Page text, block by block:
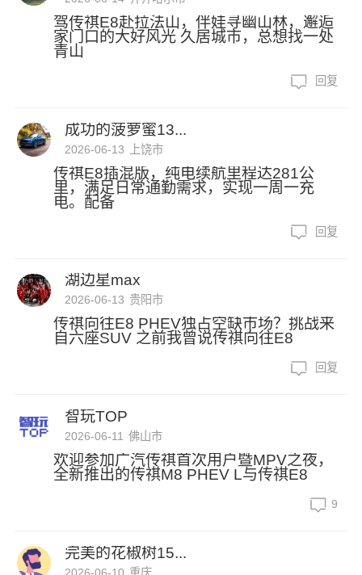
驾传祺E8赴拉法山，伴娃寻幽山林，邂逅
家门口的大好风光 久居城市，总想找一处
青山
回复
成功的菠萝蜜13...
2026-06-13 上饶市
传祺E8插混版，纯电续航里程达281公
里，满足日常通勤需求，实现一周一充
电。配备
回复
湖边星max
2026-06-13 贵阳市
传祺向往E8 PHEV独占空缺市场？挑战来
自六座SUV 之前我曾说传祺向往E8
回复
智玩TOP
2026-06-11 佛山市
欢迎参加广汽传祺首次用户暨MPV之夜，
全新推出的传祺M8 PHEV L与传祺E8
9
完美的花椒树15...